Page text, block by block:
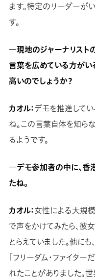
ます。特定のリーダーが
す。
―現地のジャーナリスト
言葉を広めている方がい
高いのでしょうか？
カオル：デモを推進して
ね。この言葉自体を知ら
るようです。
―デモ参加者の中に、香
たね。
カオル：女性による大規
で声をかけてみたら、彼
とらえていました。他に
「フリーダム・ファイタ
れたことがありました。